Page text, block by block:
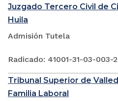
Juzgado Tercero Civil de
Huila
Admisión Tutela
Radicado: 41001-31-03-003-
Tribunal Superior de
Familia Laboral